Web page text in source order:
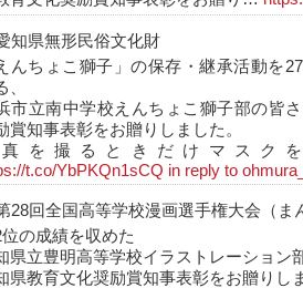
知県無形民俗文化財
んちょこ獅子」の保存・継承活動を
、
市立南中学校えんちょこ獅子部の皆
賞知事表彰をお贈りしました。
を撮るときだけマスク
t.co/YbPKQn1sCQ in reply to
28回全国高等学校漫画選手権大会（ま
の成績を収めた
県立豊明高等学校イラストレーション
県教育文化奨励賞知事表彰をお贈りし